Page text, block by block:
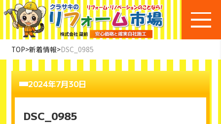
TOP>新着情報>DSC_0985
2024年7月30日
DSC_0985